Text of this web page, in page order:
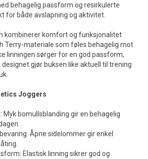
behagelig passform og resirkulerte
for både avslapning og aktivitet.
kombinerer komfort og funksjonalitet
Terry-materiale som føles behagelig mot
linningen sørger for en god passform,
gjør buksen like aktuell til trening
Joggers
Myk bomullsblanding gir en behagelig
Åpne sidelommer gir enkel
Elastisk linning sikrer god og